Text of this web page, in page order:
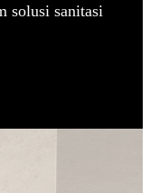
solusi sanitasi